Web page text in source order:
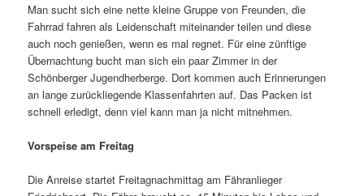
Man sucht sich eine nette kleine Gruppe von Freunden, die
Fahrrad fahren als Leidenschaft miteinander teilen und diese
auch noch genießen, wenn es mal regnet. Für eine zünftige
Übernachtung bucht man sich ein paar Zimmer in der
Schönberger Jugendherberge. Dort kommen auch Erinnerungen
an lange zurückliegende Klassenfahrten auf. Das Packen ist
schnell erledigt, denn viel kann man ja nicht mitnehmen.
Vorspeise am Freitag
Die Anreise startet Freitagnachmittag am Fähranlieger